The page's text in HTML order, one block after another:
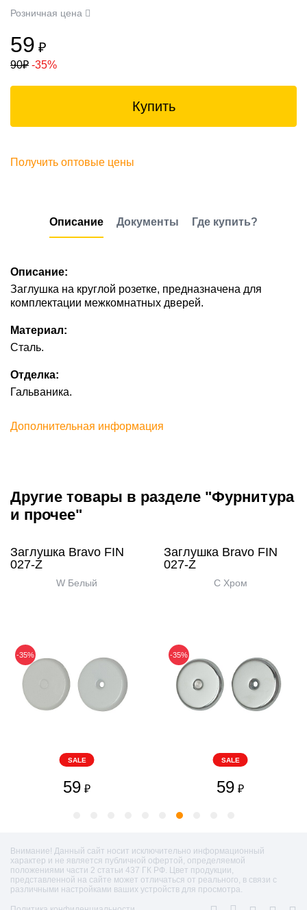
Розничная цена
59 ₽
90₽ -35%
Купить
Получить оптовые цены
Описание Документы Где купить?
Описание:
Заглушка на круглой розетке, предназначена для
комплектации межкомнатных дверей.
Материал:
Сталь.
Отделка:
Гальваника.
Дополнительная информация
Другие товары в разделе "Фурнитура
и прочее"
Заглушка Bravo FIN
027-Z
W Белый
-35%
SALE
59 ₽
Заглушка Bravo FIN
027-Z
C Хром
-35%
SALE
59 ₽
Внимание! Данный сайт носит исключительно информационный
характер и не является публичной офертой, определяемой
положениями части 2 статьи 437 ГК РФ. Цвет продукции,
представленной на сайте может отличаться от реального, в связи с
различными настройками ваших устройств для просмотра.